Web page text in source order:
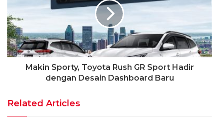
Makin Sporty, Toyota Rush GR Sport Hadir
dengan Desain Dashboard Baru
Related Articles